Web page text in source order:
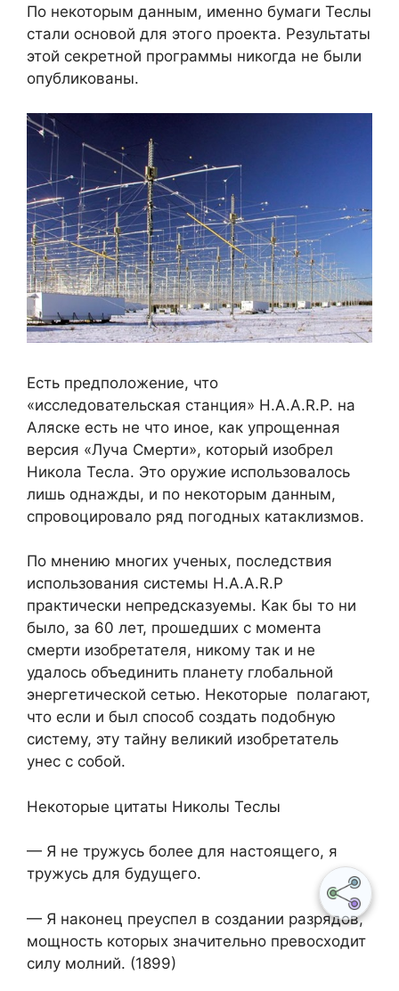
По некоторым данным, именно бумаги Теслы
стали основой для этого проекта. Результаты
этой секретной программы никогда не были
опубликованы.
Есть предположение, что
«исследовательская станция» H.A.A.R.P. на
Аляске есть не что иное, как упрощенная
версия «Луча Смерти», который изобрел
Никола Тесла. Это оружие использовалось
лишь однажды, и по некоторым данным,
спровоцировало ряд погодных катаклизмов.
По мнению многих ученых, последствия
использования системы H.A.A.R.P
практически непредсказуемы. Как бы то ни
было, за 60 лет, прошедших с момента
смерти изобретателя, никому так и не
удалось объединить планету глобальной
энергетической сетью. Некоторые полагают,
что если и был способ создать подобную
систему, эту тайну великий изобретатель
унес с собой.
Некоторые цитаты Николы Теслы
— Я не тружусь более для настоящего, я
тружусь для будущего.
— Я наконец преуспел в создании разрядов,
мощность которых значительно превосходит
силу молний. (1899)